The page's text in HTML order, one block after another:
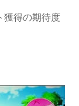
獲得の期待度